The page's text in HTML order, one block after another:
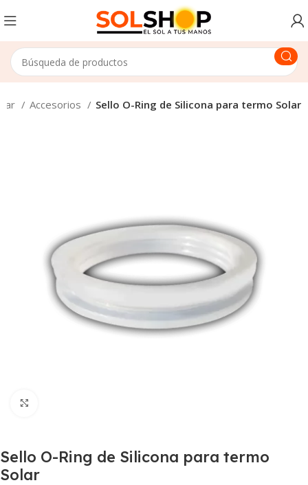
Accesorios Sello O-Ring de Silicona para termo Solar
Sello O-Ring de Silicona para termo
Solar